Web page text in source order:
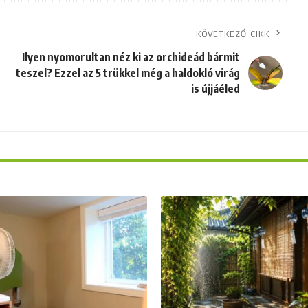
KÖVETKEZŐ CIKK
Ilyen nyomorultan néz ki az orchideád bármit
teszel? Ezzel az 5 trükkel még a haldokló virág
is újjáéled